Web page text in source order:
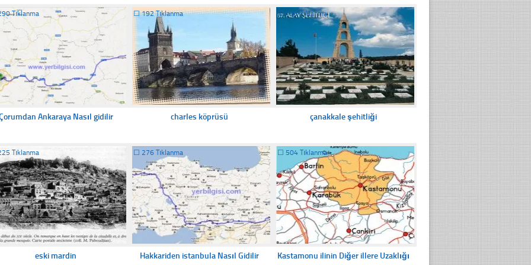
Tıklanma
Ankaraya Nasıl gidilir
☐192 Tıklanma
charles köprüsü
☐ 198 Tıklanma
çanakkale şehitliği
Tıklanma
eski mardin
☐ 276 Tıklanma
Hakkariden istanbula Nasıl Gidilir
☐ 504 Tıklanma
Kastamonu ilinin Diğer illere Uzaklığı